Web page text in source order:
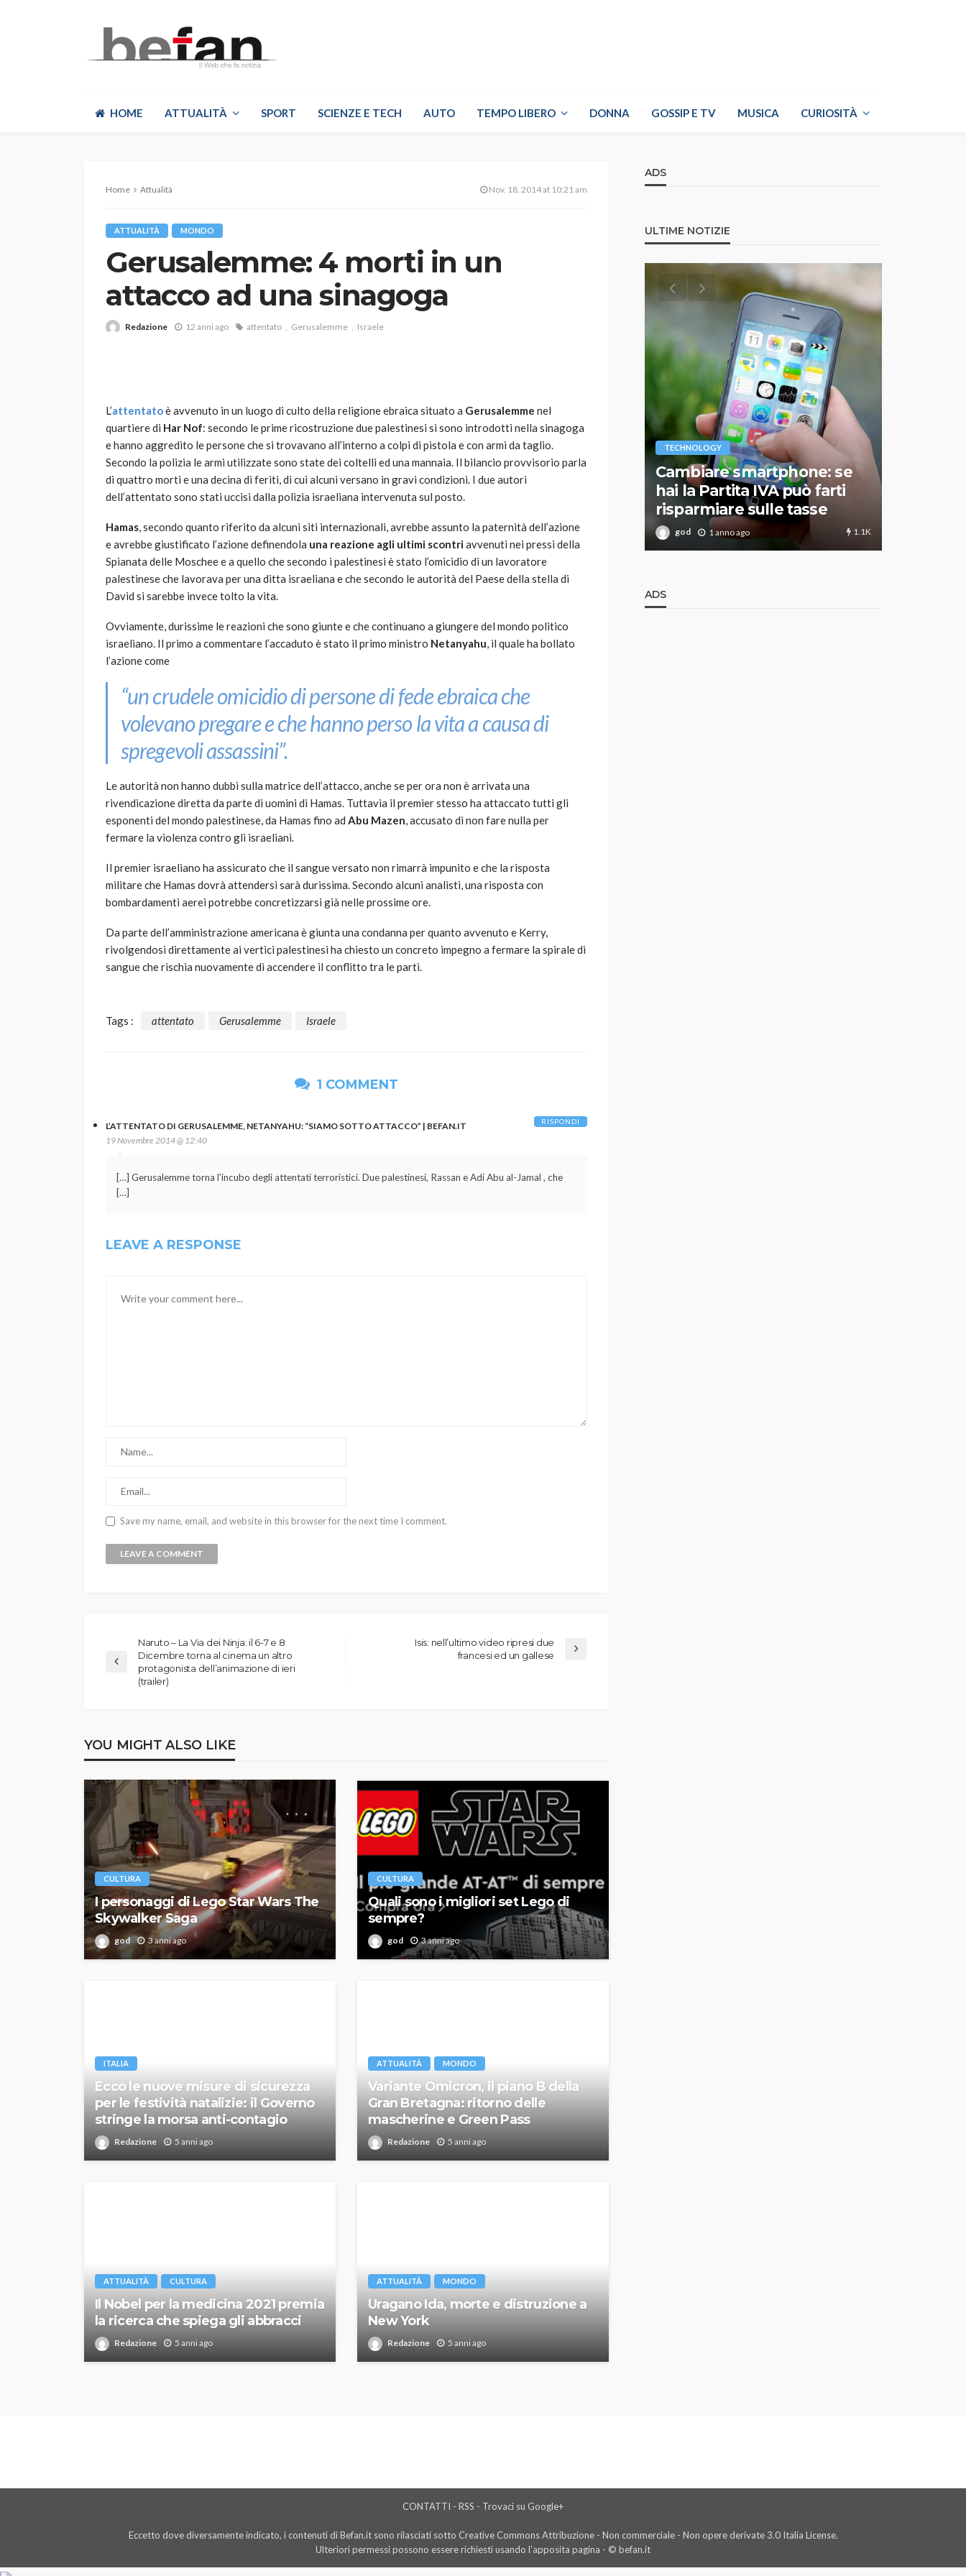
HOME ATTUALITÀ SPORT SCIENZE E TECH AUTO TEMPO LIBERO DONNA GOSSIP E TV MUSICA CURIOSITÀ
Home Attualità Nov. 18, 2014 at 10:21 am
ATTUALITÀ MONDO
Gerusalemme: 4 morti in un
attacco ad una sinagoga
Redazione 12 anni ago attentato Gerusalemme Israele
L’attentatoè avvenuto in un luogo di culto della religione ebraica situato a Gerusalemme nel
quartiere di Har Nof: secondo le prime ricostruzione due palestinesi si sono introdotti nella sinagoga
e hanno aggredito le persone che si trovavano all’interno a colpi di pistola e con armi da taglio.
Secondo la polizia le armi utilizzate sono state dei coltelli ed una mannaia. Il bilancio provvisorio parla
di quattro morti e una decina di feriti, di cui alcuni versano in gravi condizioni. I due autori
dell’attentato sono stati uccisi dalla polizia israeliana intervenuta sul posto.
Hamas, secondo quanto riferito da alcuni siti internazionali, avrebbe assunto la paternità dell’azione
e avrebbe giustificato l’azione definendola una reazione agli ultimi scontriavvenuti nei pressi della
Spianata delle Moschee e a quello che secondo i palestinesi è stato l’omicidio di un lavoratore
palestinese che lavorava per una ditta israeliana e che secondo le autorità del Paese della stella di
David si sarebbe invece tolto la vita.
Ovviamente, durissime le reazioni che sono giunte e che continuano a giungere del mondo politico
israeliano. Il primo a commentare l’accaduto è stato il primo ministro Netanyahu, il quale ha bollato
l’azione come
“un crudele omicidio di persone di fede ebraica che
volevano pregare e che hanno perso la vita a causa di
spregevoli assassini”.
Le autorità non hanno dubbi sulla matrice dell’attacco, anche se per ora non è arrivata una
rivendicazione diretta da parte di uomini di Hamas. Tuttavia il premier stesso ha attaccato tutti gli
esponenti del mondo palestinese, da Hamas fino ad Abu Mazen, accusato di non fare nulla per
fermare la violenza contro gli israeliani.
Il premier israeliano ha assicurato che il sangue versato non rimarrà impunito e che la risposta
militare che Hamas dovrà attendersi sarà durissima. Secondo alcuni analisti, una risposta con
bombardamenti aerei potrebbe concretizzarsi già nelle prossime ore.
Da parte dell’amministrazione americana è giunta una condanna per quanto avvenuto e Kerry,
rivolgendosi direttamente ai vertici palestinesi ha chiesto un concreto impegno a fermare la spirale di
sangue che rischia nuovamente di accendere il conflitto tra le parti.
Tags : attentato Gerusalemme Israele
1 COMMENT
L’ATTENTATO DI GERUSALEMME, NETANYAHU: “SIAMO SOTTO ATTACCO” | BEFAN.IT
19 Novembre 2014 @ 12:40
[…] Gerusalemme torna l’incubo degli attentati terroristici. Due palestinesi, Rassan e Adi Abu al-Jamal , che
[…]
RISPONDI
LEAVE A RESPONSE
Save my name, email, and website in this browser for the next time I comment.
Naruto – La Via dei Ninja: il 6-7 e 8
Dicembre torna al cinema un altro
protagonista dell’animazione di ieri
(trailer)
Isis: nell’ultimo video ripresi due
francesi ed un gallese
YOU MIGHT ALSO LIKE
CULTURA
I personaggi di Lego Star Wars The
Skywalker Saga
god 3 anni ago
CULTURA
Quali sono i migliori set Lego di
sempre?
god 3 anni ago
ITALIA
Ecco le nuove misure di sicurezza
per le festività natalizie: il Governo
stringe la morsa anti-contagio
Redazione 5 anni ago
ATTUALITÀ MONDO
Variante Omicron, il piano B della
Gran Bretagna: ritorno delle
mascherine e Green Pass
Redazione 5 anni ago
ATTUALITÀ CULTURA
Il Nobel per la medicina 2021 premia
la ricerca che spiega gli abbracci
Redazione 5 anni ago
ATTUALITÀ MONDO
Uragano Ida, morte e distruzione a
New York
Redazione 5 anni ago
ADS
ULTIME NOTIZIE
VARIE
Robot tagliaerba: quale
scegliere per il tuo prato
god 1 anno ago 784
AUTO SPORT
MG alle Final 8 di Coppa
Davis: tennis mondiale e
passione per
l’automobilismo
abbracciano la stessa causa
god 9 mesi ago
TECHNOLOGY
Cambiare smartphone: se
hai la Partita IVA può farti
risparmiare sulle tasse
god 1 anno ago 1.1K
ADS
CONTATTI - RSS - Trovaci su Google+
Eccetto dove diversamente indicato, i contenuti di Befan.it sono rilasciati sotto Creative Commons Attribuzione - Non commerciale - Non opere derivate 3.0 Italia License.
Ulteriori permessi possono essere richiesti usando l'apposita pagina - © befan.it